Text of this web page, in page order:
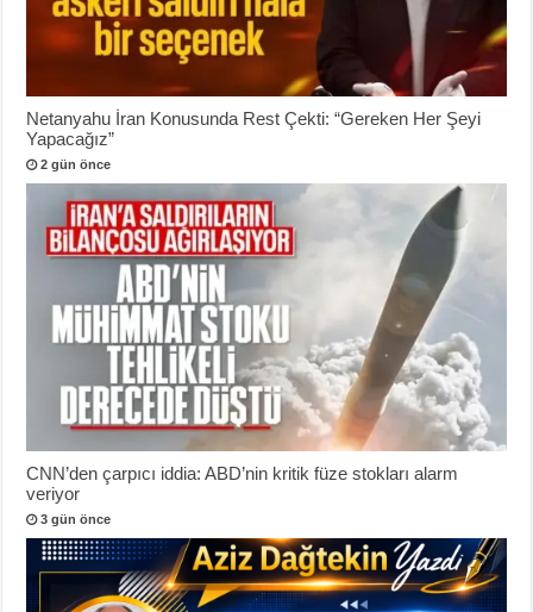
Netanyahu İran Konusunda Rest Çekti: “Gereken Her Şeyi
Yapacağız”
2 gün önce
CNN’den çarpıcı iddia: ABD’nin kritik füze stokları alarm
veriyor
3 gün önce